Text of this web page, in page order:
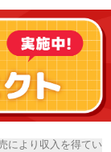
により収入を得てい